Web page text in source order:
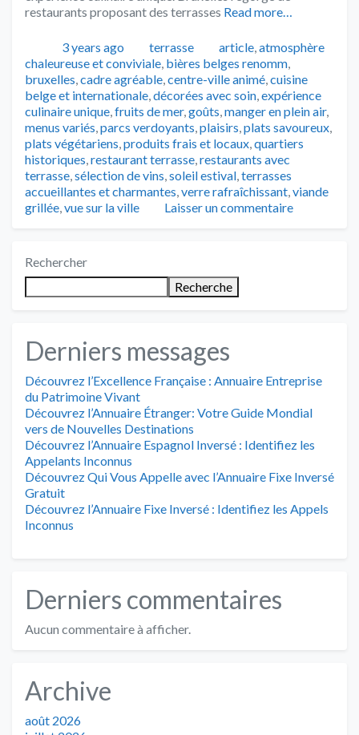
restaurants proposant des terrasses Read more…
Publié3 years ago Catégories
terrasse Tags
article,atmosphère
chaleureuse et conviviale, bières belges renomm,
bruxelles,cadre agréable,centre-ville animé,cuisine
belge et internationale,décorées avec soin,expérience
culinaire unique,fruits de mer,goûts,manger en plein air,
menus variés,parcs verdoyants,plaisirs,plats savoureux,
plats végétariens,produits frais et locaux,quartiers
historiques,restaurant terrasse,restaurants avec
terrasse,sélection de vins,soleil estival,terrasses
accueillantes et charmantes,verre rafraîchissant,viande
grillée,vue sur la ville Laisser un commentaire
Rechercher
Recherche
Derniers messages
Découvrez l’Excellence Française : Annuaire Entreprise
du Patrimoine Vivant
Découvrez l’Annuaire Étranger: Votre Guide Mondial
vers de Nouvelles Destinations
Découvrez l’Annuaire Espagnol Inversé : Identifiez les
Appelants Inconnus
Découvrez Qui Vous Appelle avec l’Annuaire Fixe Inversé
Gratuit
Découvrez l’Annuaire Fixe Inversé : Identifiez les Appels
Inconnus
Derniers commentaires
Aucun commentaire à afficher.
Archive
août 2026